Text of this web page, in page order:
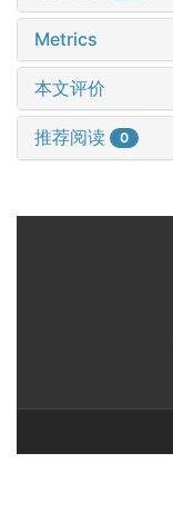
Metrics
本文评价
推荐阅读 0